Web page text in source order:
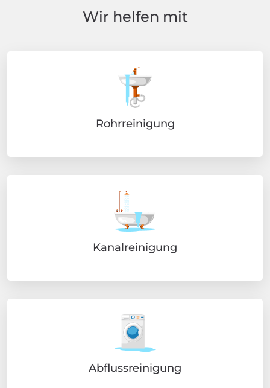
Wir helfen mit
Rohrreinigung
Kanalreinigung
Abflussreinigung